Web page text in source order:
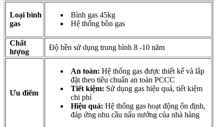
Loại bình
gas
Bình gas 45kg
Hệ thống bồn gas
Chất
lượng
Độ bền sử dụng trung bình 8 -10 năm
Ưu điểm
An toàn: Hệ thống gas được thiết kế và lắp
đặt theo tiêu chuẩn an toàn PCCC
Tiết kiệm: Sử dụng gas hiệu quả, tiết kiệm
chi phí
Hiệu quả: Hệ thống gas hoạt động ổn định,
đáp ứng nhu cầu nấu nướng của nhà hàng